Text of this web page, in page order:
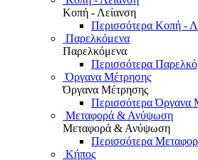
Κοπή - Λείανση
Περισσότερα Κοπή -
Παρελκόμενα
Παρελκόμενα
Περισσότερα
Όργανα Μέτρησης
Όργανα Μέτρησης
Περισσότερα Όργανα
Μεταφορά & Ανύψωση
Μεταφορά & Ανύψωση
Περισσότερα
Κήπος